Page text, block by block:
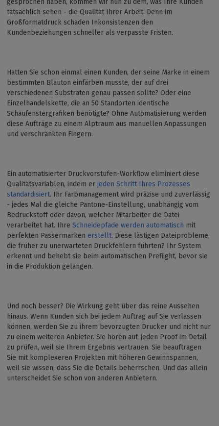
tatsächlich sehen - die Qualität Ihrer Arbeit. Denn im
Großformatdruck schaden Inkonsistenzen den
Kundenbeziehungen schneller als verpasste Fristen.
Hatten Sie schon einmal einen Kunden, der seine Marke in einem
bestimmten Blauton einfärben musste, der auf drei
verschiedenen Substraten genau passen sollte? Oder eine
Einzelhandelskette, die an 50 Standorten identische
Schaufenstergrafiken benötigte? Ohne Automatisierung werden
diese Aufträge zu einem Alptraum aus manuellen Anpassungen
und verschränkten Fingern.
Ein automatisierter Druckvorstufen-Workflow eliminiert diese
Qualitätsvariablen, indem er jeden Schritt Ihres Prozesses
standardisiert. Ihr Farbmanagement wird präzise und zuverlässig
- jedes Mal die gleiche Pantone-Einstellung, unabhängig vom
Bedruckstoff oder davon, welcher Mitarbeiter die Datei
verarbeitet hat. Ihre Schneidepfade werden automatisch mit
perfekten Passermarken erstellt. Diese lästigen Dateiprobleme,
die früher zu unerwarteten Druckfehlern führten? Ihr System
erkennt und behebt sie beim automatischen Preflight, bevor sie
in die Produktion gelangen.
Und noch besser? Die Wirkung geht über das reine Aussehen
hinaus. Wenn Kunden sich bei jedem Auftrag auf Sie verlassen
können, werden Sie zu ihrem bevorzugten Drucker und nicht nur
zu einem weiteren Anbieter. Sie hören auf, jeden Proof im Detail
zu prüfen, weil sie Ihrem Ergebnis vertrauen. Sie beauftragen
Sie mit komplexeren Projekten mit höheren Gewinnspannen,
weil sie wissen, dass Sie die Details beherrschen. Und das allein
unterscheidet Sie schon von anderen Anbietern.